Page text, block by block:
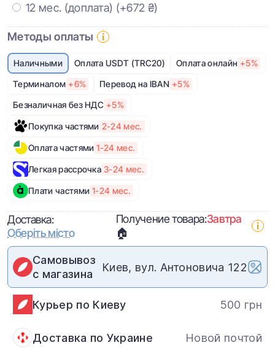
12 мес. (доплата) (+672 ₴)
Методы оплаты
Наличными Оплата USDT (TRC20) Оплата онлайн +5%
Терминалом +6% Перевод на IBAN +5%
Безналичная без НДС +5%
Покупка частями 2-24 мес.
Оплата частями 1-24 мес.
Легкая рассрочка 3-24 мес.
Плати частями 1-24 мес.
Доставка:
Оберіть місто
Получение товара:Завтра
🏠
Самовывоз
с магазина
Киев, вул. Антоновича 122
Курьер по Киеву 500 грн
Доставка по Украине Новой почтой